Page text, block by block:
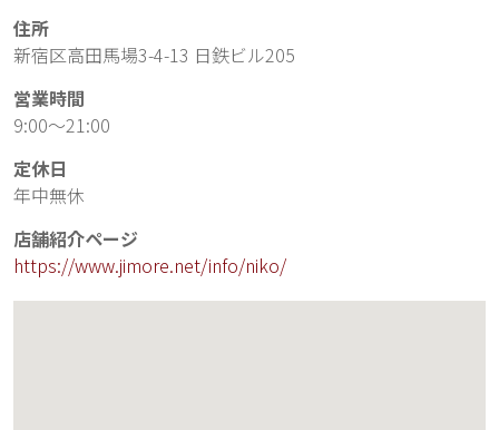
住所
新宿区高田馬場3-4-13 日鉄ビル205
営業時間
9:00～21:00
定休日
年中無休
店舗紹介ページ
https://www.jimore.net/info/niko/